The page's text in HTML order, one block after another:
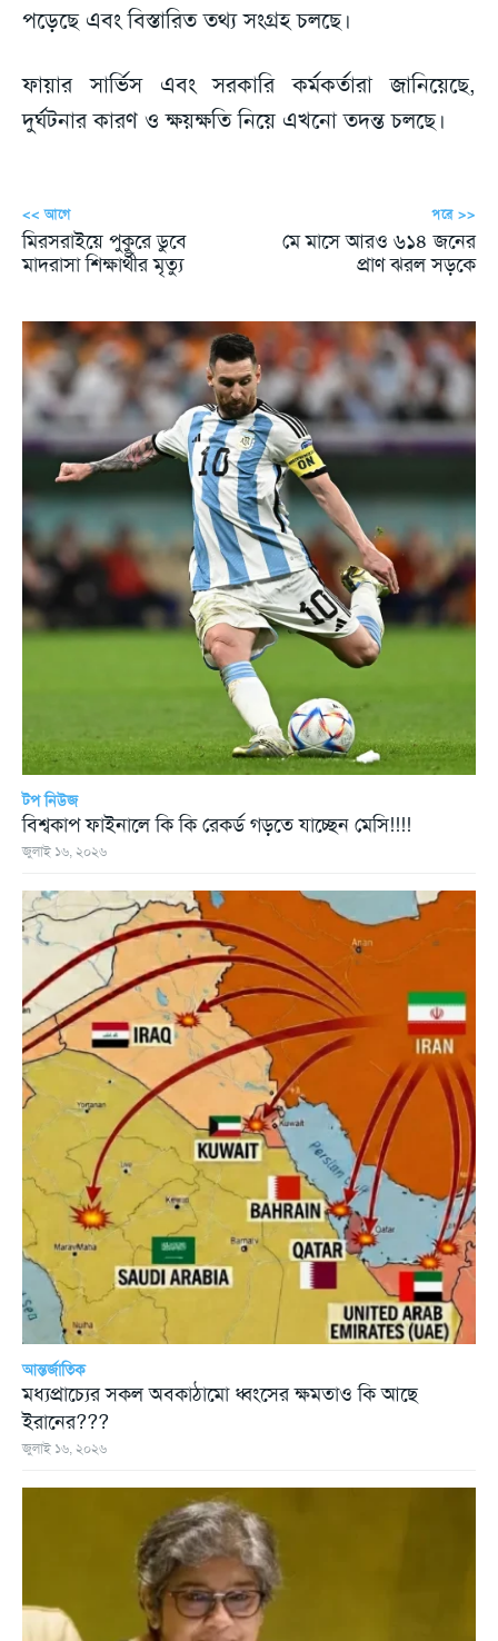
পড়েছে এবং বিস্তারিত তথ্য সংগ্রহ চলছে।
ফায়ার সার্ভিস এবং সরকারি কর্মকর্তারা জানিয়েছে,
দুর্ঘটনার কারণ ও ক্ষয়ক্ষতি নিয়ে এখনো তদন্ত চলছে।
<< আগে
মিরসরাইয়ে পুকুরে ডুবে
মাদরাসা শিক্ষার্থীর মৃত্যু
পরে >>
মে মাসে আরও ৬১৪ জনের
প্রাণ ঝরল সড়কে
টপ নিউজ
বিশ্বকাপ ফাইনালে কি কি রেকর্ড গড়তে যাচ্ছেন মেসি!!!!
জুলাই ১৬, ২০২৬
আন্তর্জাতিক
মধ্যপ্রাচ্যের সকল অবকাঠামো ধ্বংসের ক্ষমতাও কি আছে
ইরানের???
জুলাই ১৬, ২০২৬